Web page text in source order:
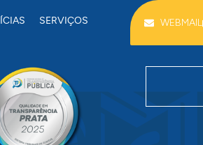
SERVIÇOS WEBMAIL